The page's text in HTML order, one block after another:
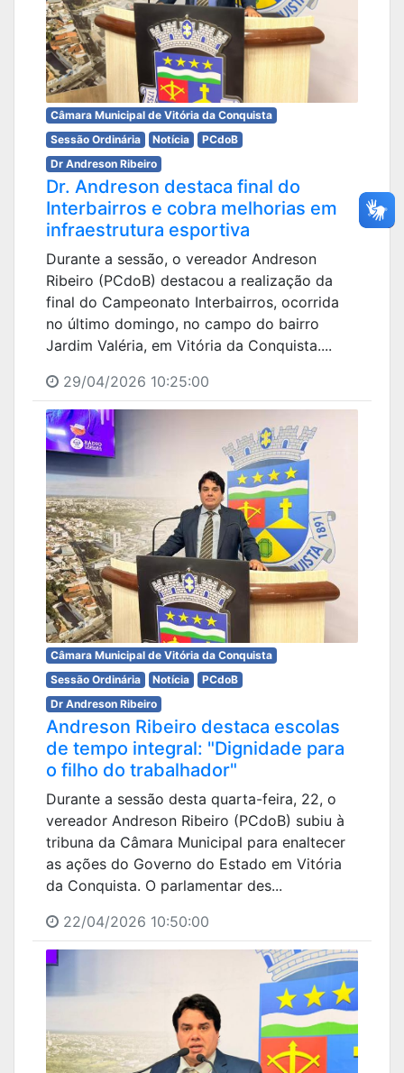
Câmara Municipal de Vitória da Conquista
Sessão Ordinária
Notícia
PCdoB
Dr Andreson Ribeiro
Dr. Andreson destaca final do
Interbairros e cobra melhorias em
infraestrutura esportiva
Durante a sessão, o vereador Andreson
Ribeiro (PCdoB) destacou a realização da
final do Campeonato Interbairros, ocorrida
no último domingo, no campo do bairro
Jardim Valéria, em Vitória da Conquista....
29/04/2026 10:25:00
Câmara Municipal de Vitória da Conquista
Sessão Ordinária
Notícia
PCdoB
Dr Andreson Ribeiro
Andreson Ribeiro destaca escolas
de tempo integral: "Dignidade para
o filho do trabalhador"
Durante a sessão desta quarta-feira, 22, o
vereador Andreson Ribeiro (PCdoB) subiu à
tribuna da Câmara Municipal para enaltecer
as ações do Governo do Estado em Vitória
da Conquista. O parlamentar des...
22/04/2026 10:50:00